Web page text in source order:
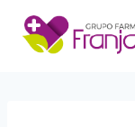
Saltar
contenido